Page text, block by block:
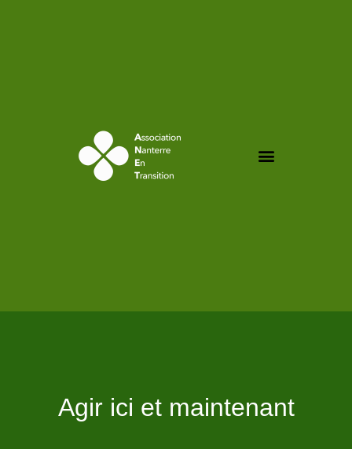
Agir ici et maintenant